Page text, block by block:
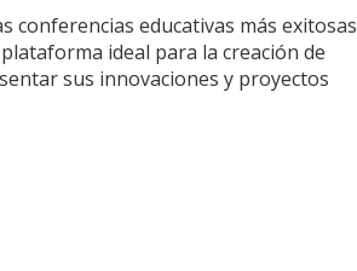
conferencias educativas más exitosas
ideal para la creación de
sus innovaciones y proyectos